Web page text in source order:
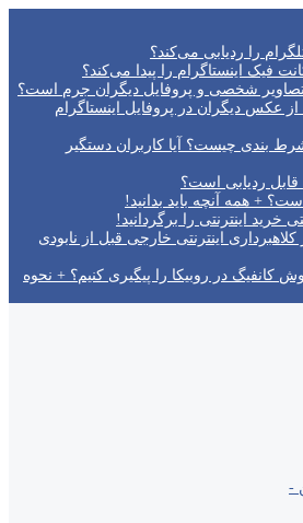
را ردیابی می‌کند؟
فیک اینستاگرام را پیدا می‌کند؟
تصاویر شخصی و پروفایل دیگران جرم است؟
عکس دیگران در پروفایل اینستاگرام
بندی چیست؟ آیا کاربران دستگیر
قابل ردیابی است؟
+ همه آنچه باید بدانید!
اینترنتی را برگردانید!
از کلاهبرداری اینترنتی خارجی قبل از نابودی
کانفیگ در روبیکا را پیگیری کنیم؟ + نحوه